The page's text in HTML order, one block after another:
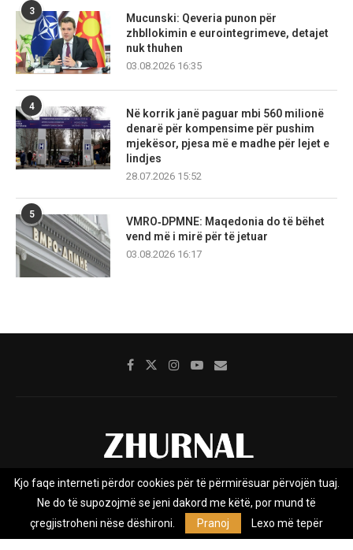
3
Mucunski: Qeveria punon për
zhbllokimin e eurointegrimeve, detajet
nuk thuhen
03.08.2026 16:35
4
Në korrik janë paguar mbi 560 milionë
denarë për kompensime për pushim
mjekësor, pjesa më e madhe për lejet e
lindjes
28.07.2026 15:52
5
VMRO‑DPMNE: Maqedonia do të bëhet
vend më i mirë për të jetuar
03.08.2026 16:17
Rreth nesh Impresumi Marketing
Kontakt
Privacy Policy
Zhurnal.mk është Agjenci e Lajmeve e pavarur, e themeluar në vitin
Kjo faqe interneti përdor cookies për të përmirësuar përvojën tuaj.
Ne do të supozojmë se jeni dakord me këtë, por mund të
çregjistroheni nëse dëshironi.
Pranoj Lexo më tepër